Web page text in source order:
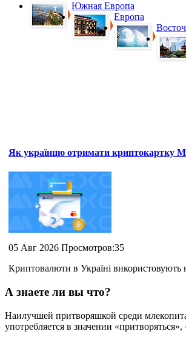
Южная Европа
Европа
Як українцю отримати криптокартку
05 Авг 2026 Просмотров:35
Криптовалюти в Україні використовують
А знаете ли вы что?
Наилучшей притворяшкой среди
употребляется в значении